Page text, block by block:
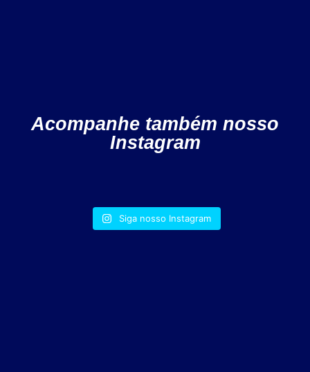
Acompanhe também nosso
Instagram
Siga nosso Instagram